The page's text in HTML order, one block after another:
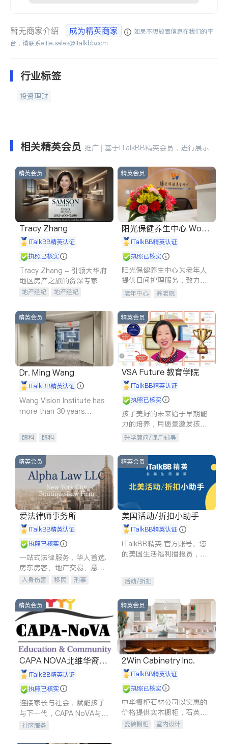
暂无商家介绍 成为精英商家
如果不想放置信息在我们的平
台，请联系elite.sales@italkbb.com
行业标签
投资理财
相关精英会员 推广 | 基于iTalkBB精英会员，进行展示
精英会员
Tracy Zhang
iTalkBB精英认证
执照已核实
Tracy Zhang - 引领大华府
地区房产之旅的资深专家
地产经纪
地产经纪
商铺租售
开发商建商
精英会员
阳光保健养生中心 World
shine
iTalkBB精英认证
执照已核实
阳光保健养生中心为老年人
提供日间护理服务，致力于
通过持续的护理创新来有效
老年中心 养老院
精英会员
Dr. Ming Wang
iTalkBB精英认证
Wang Vision Institute has
more than 30 years
眼科 眼科
精英会员
VSA Future 教育学院
iTalkBB精英认证
执照已核实
孩子美好的未来始于早期能
力的培养，用愿景激发孩子
的学习潜力和动力。理念：
拥有成长型心态是成功的基
石。
升学顾问/课后辅导
精英会员
爱法律师事务所
iTalkBB精英认证
执照已核实
一站式法律服务，华人首选.
房东房客、地产交易、意外
伤害、车祸重伤、商业诉
建筑合同、刑事案件全包办
人身伤害 移民
刑事
信托/遗嘱
商业
索赔
律师-其它 保释
精英会员
美国活动/折扣小助手
iTalkBB精英认证
iTalkBB精英 官方账号。您
的美国生活福利播报员，精
专属福利。
活动/折扣
精英会员
CAPA NOVA北维华裔家
长会iTalkBB精英认证
执照已核实
连接家长与社会，赋能孩子
与下一代，CAPA NoVA与您
携手建设包容、公平、充满
社区服务
精英会员
2Win Cabinetry Inc.
iTalkBB精英认证
执照已核实
中华橱柜石材公司以实惠的
价格提供实木橱柜，石英石
台面，多种优质不锈钢水
瓷砖橱柜
室内设计